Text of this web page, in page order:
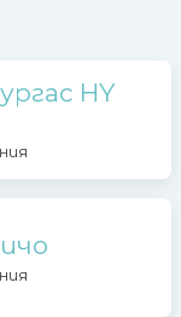
HY